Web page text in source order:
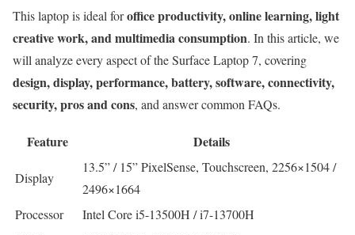
This laptop is ideal foroffice productivity, online learning, light
creative work, and multimedia consumption. In this article, we
will analyze every aspect of the Surface Laptop 7, covering
design, display, performance, battery, software, connectivity,
security, pros and cons, and answer common FAQs.
Feature Details
Display
13.5” / 15” PixelSense, Touchscreen, 2256×1504 /
2496×1664
Processor
Intel Core i5-13500H / i7-13700H